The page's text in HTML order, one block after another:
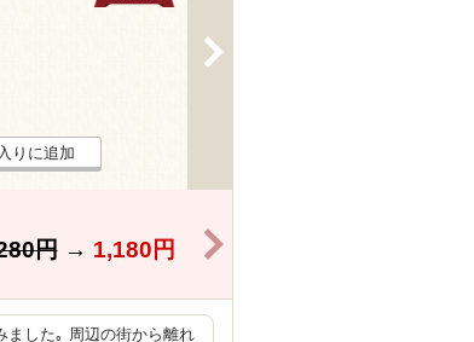
りに追加
円→ 1,180円 >
ました｡ 周辺の街から離れ